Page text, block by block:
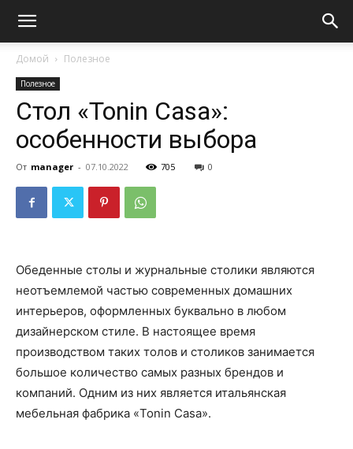
Домой Полезное
Полезное
Стол «Tonin Casa»:
особенности выбора
От manager - 07.10.2022 705 0
Обеденные столы и журнальные столики являются
неотъемлемой частью современных домашних
интерьеров, оформленных буквально в любом
дизайнерском стиле. В настоящее время
производством таких толов и столиков занимается
большое количество самых разных брендов и
компаний. Одним из них является итальянская
мебельная фабрика «Tonin Casa».